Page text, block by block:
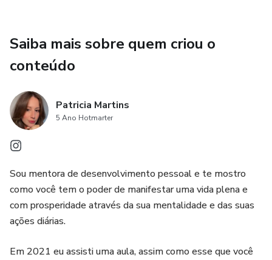
Saiba mais sobre quem criou o
conteúdo
Patricia Martins
5 Ano Hotmarter
Sou mentora de desenvolvimento pessoal e te mostro
como você tem o poder de manifestar uma vida plena e
com prosperidade através da sua mentalidade e das suas
ações diárias.
Em 2021 eu assisti uma aula, assim como esse que você